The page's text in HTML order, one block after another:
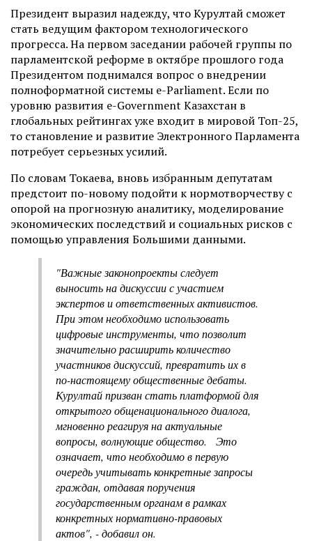
Президент выразил надежду, что Курултай сможет
стать ведущим фактором технологического
прогресса. На первом заседании рабочей группы по
парламентской реформе в октябре прошлого года
Президентом поднимался вопрос о внедрении
полноформатной системы e-Parliament. Если по
уровню развития e-Government Казахстан в
глобальных рейтингах уже входит в мировой Топ-25,
то становление и развитие Электронного Парламента
потребует серьезных усилий.
По словам Токаева, вновь избранным депутатам
предстоит по-новому подойти к нормотворчеству с
опорой на прогнозную аналитику, моделирование
экономических последствий и социальных рисков с
помощью управления Большими данными.
"Важные законопроекты следует
выносить на дискуссии с участием
экспертов и ответственных активистов.
При этом необходимо использовать
цифровые инструменты, что позволит
значительно расширить количество
участников дискуссий, превратить их в
по-настоящему общественные дебаты.
Курултай призван стать платформой для
открытого общенационального диалога,
мгновенно реагируя на актуальные
вопросы, волнующие общество. Это
означает, что необходимо в первую
очередь учитывать конкретные запросы
граждан, отдавая поручения
государственным органам в рамках
конкретных нормативно-правовых
актов", - добавил он.